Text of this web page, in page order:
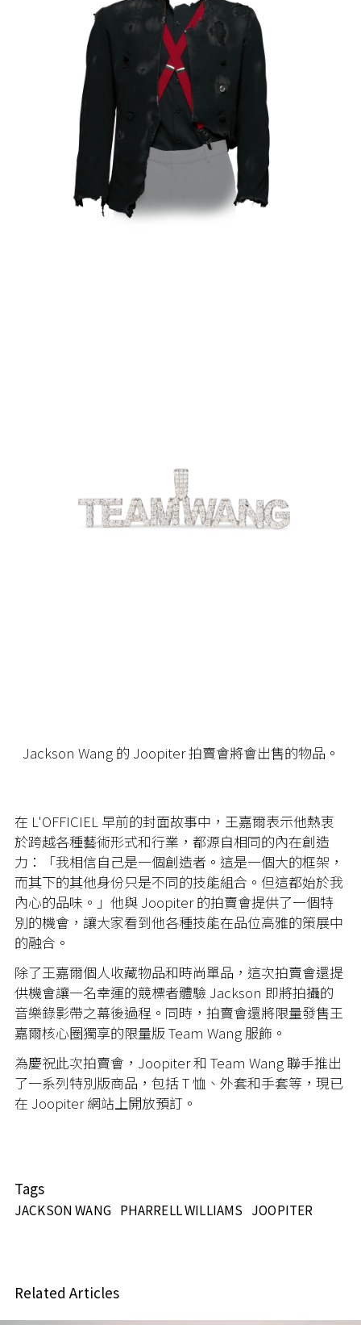
Jackson Wang 的 Joopiter 拍賣會將會出售的物品。
在 L'OFFICIEL 早前的封面故事中，王嘉爾表示他熱衷
於跨越各種藝術形式和行業，都源自相同的內在創造
力：「我相信自己是一個創造者。這是一個大的框架，
而其下的其他身份只是不同的技能組合。但這都始於我
內心的品味。」他與 Joopiter 的拍賣會提供了一個特
別的機會，讓大家看到他各種技能在品位高雅的策展中
的融合。
除了王嘉爾個人收藏物品和時尚單品，這次拍賣會還提
供機會讓一名幸運的競標者體驗 Jackson 即將拍攝的
音樂錄影帶之幕後過程。同時，拍賣會還將限量發售王
嘉爾核心圈獨享的限量版 Team Wang 服飾。
為慶祝此次拍賣會，Joopiter 和 Team Wang 聯手推出
了一系列特別版商品，包括 T 恤、外套和手套等，現已
在 Joopiter 網站上開放預訂。
Tags
JACKSON WANG PHARRELL WILLIAMS JOOPITER
Related Articles